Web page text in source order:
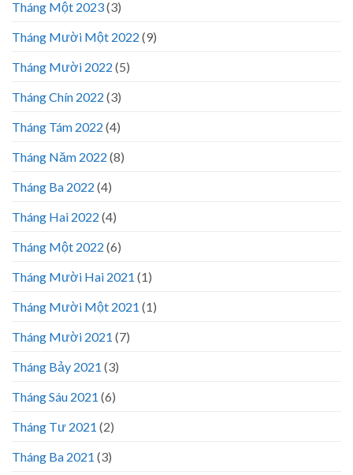
Tháng Một 2023(3)
Tháng Mười Một 2022 (9)
Tháng Mười 2022 (5)
Tháng Chín 2022 (3)
Tháng Tám 2022 (4)
Tháng Năm 2022 (8)
Tháng Ba 2022 (4)
Tháng Hai 2022 (4)
Tháng Một 2022 (6)
Tháng Mười Hai 2021 (1)
Tháng Mười Một 2021 (1)
Tháng Mười 2021 (7)
Tháng Bảy 2021 (3)
Tháng Sáu 2021 (6)
Tháng Tư 2021 (2)
Tháng Ba 2021 (3)